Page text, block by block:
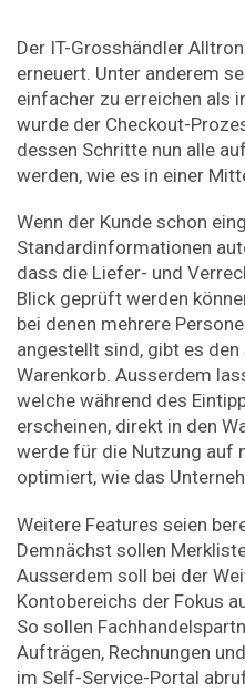
Der IT-Grosshändler
erneuert. Unter anderem
einfacher zu erreichen als
wurde der Checkout-
dessen Schritte nun alle
werden, wie es in einer
Wenn der Kunde schon
Standardinformationen
dass die Liefer- und
Blick geprüft werden
bei denen mehrere
angestellt sind, gibt es
Warenkorb. Ausserdem
welche während des
erscheinen, direkt in den
werde für die Nutzung auf
optimiert, wie das
Weitere Features seien
Demnächst sollen
Ausserdem soll bei der
Kontobereichs der Fokus
So sollen
Aufträgen, Rechnungen
im Self-Service-Portal